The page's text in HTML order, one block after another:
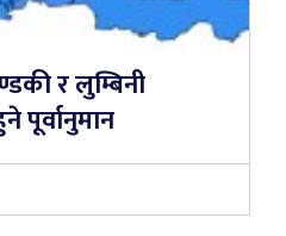
र लुम्बिनी
पूर्वानुमान